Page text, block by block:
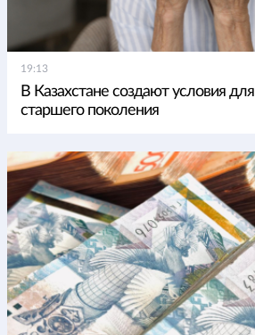
19:13
В Казахстане создают условия
старшего поколения